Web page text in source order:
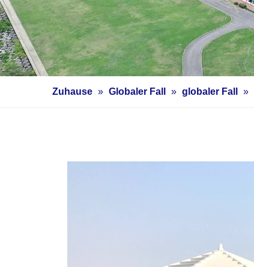
Zuhause » Globaler Fall » globaler Fall »